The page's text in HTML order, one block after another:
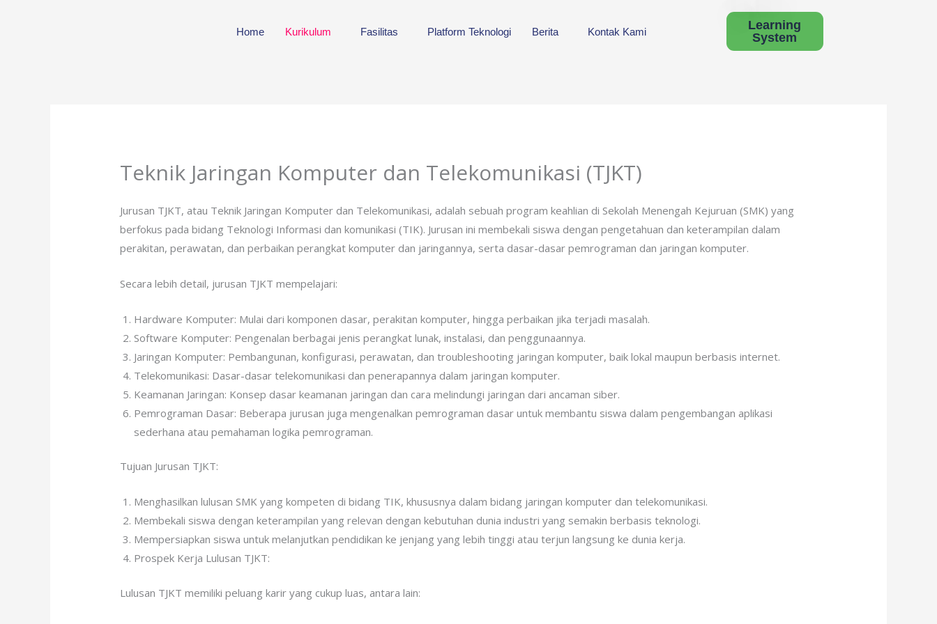
Home Kurikulum Fasilitas Platform Teknologi Berita Kontak Kami
Learning
System
Teknik Jaringan Komputer dan Telekomunikasi (TJKT)
Jurusan TJKT, atau Teknik Jaringan Komputer dan Telekomunikasi, adalah sebuah program keahlian di Sekolah Menengah Kejuruan (SMK) yang
berfokus pada bidang Teknologi Informasi dan komunikasi (TIK). Jurusan ini membekali siswa dengan pengetahuan dan keterampilan dalam
perakitan, perawatan, dan perbaikan perangkat komputer dan jaringannya, serta dasar-dasar pemrograman dan jaringan komputer.
Secara lebih detail, jurusan TJKT mempelajari:
Hardware Komputer: Mulai dari komponen dasar, perakitan komputer, hingga perbaikan jika terjadi masalah.
Software Komputer: Pengenalan berbagai jenis perangkat lunak, instalasi, dan penggunaannya.
Jaringan Komputer: Pembangunan, konfigurasi, perawatan, dan troubleshooting jaringan komputer, baik lokal maupun berbasis internet.
Telekomunikasi: Dasar-dasar telekomunikasi dan penerapannya dalam jaringan komputer.
Keamanan Jaringan: Konsep dasar keamanan jaringan dan cara melindungi jaringan dari ancaman siber.
Pemrograman Dasar: Beberapa jurusan juga mengenalkan pemrograman dasar untuk membantu siswa dalam pengembangan aplikasi
sederhana atau pemahaman logika pemrograman.
Tujuan Jurusan TJKT:
Menghasilkan lulusan SMK yang kompeten di bidang TIK, khususnya dalam bidang jaringan komputer dan telekomunikasi.
Membekali siswa dengan keterampilan yang relevan dengan kebutuhan dunia industri yang semakin berbasis teknologi.
Mempersiapkan siswa untuk melanjutkan pendidikan ke jenjang yang lebih tinggi atau terjun langsung ke dunia kerja.
Prospek Kerja Lulusan TJKT:
Lulusan TJKT memiliki peluang karir yang cukup luas, antara lain: